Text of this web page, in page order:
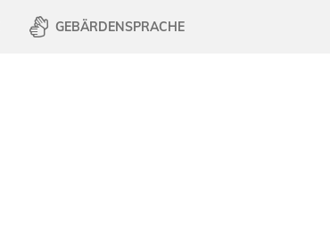
GEBÄRDENSPRACHE